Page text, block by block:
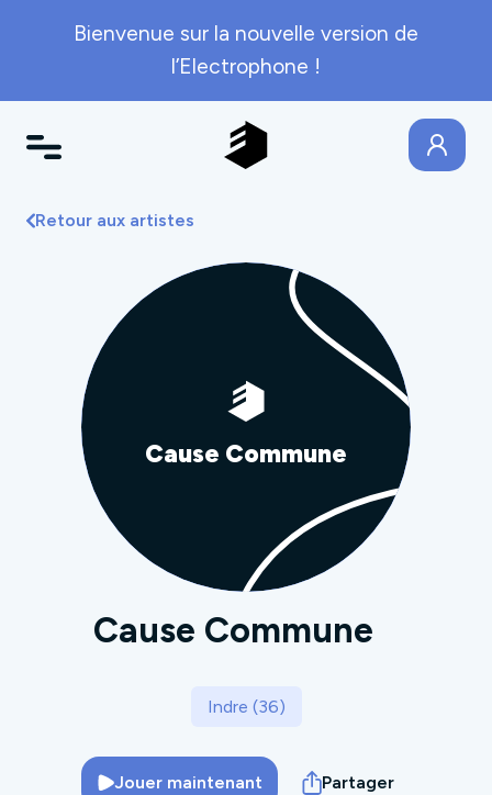
Bienvenue sur la nouvelle version de
l’Electrophone !
Retour aux artistes
Cause Commune
Cause Commune
Indre (36)
Jouer maintenant Partager